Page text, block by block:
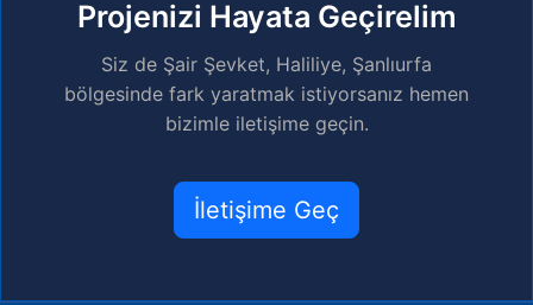
Projenizi Hayata Geçirelim
Siz de Şair Şevket, Haliliye, Şanlıurfa
bölgesinde fark yaratmak istiyorsanız hemen
bizimle iletişime geçin.
İletişime Geç